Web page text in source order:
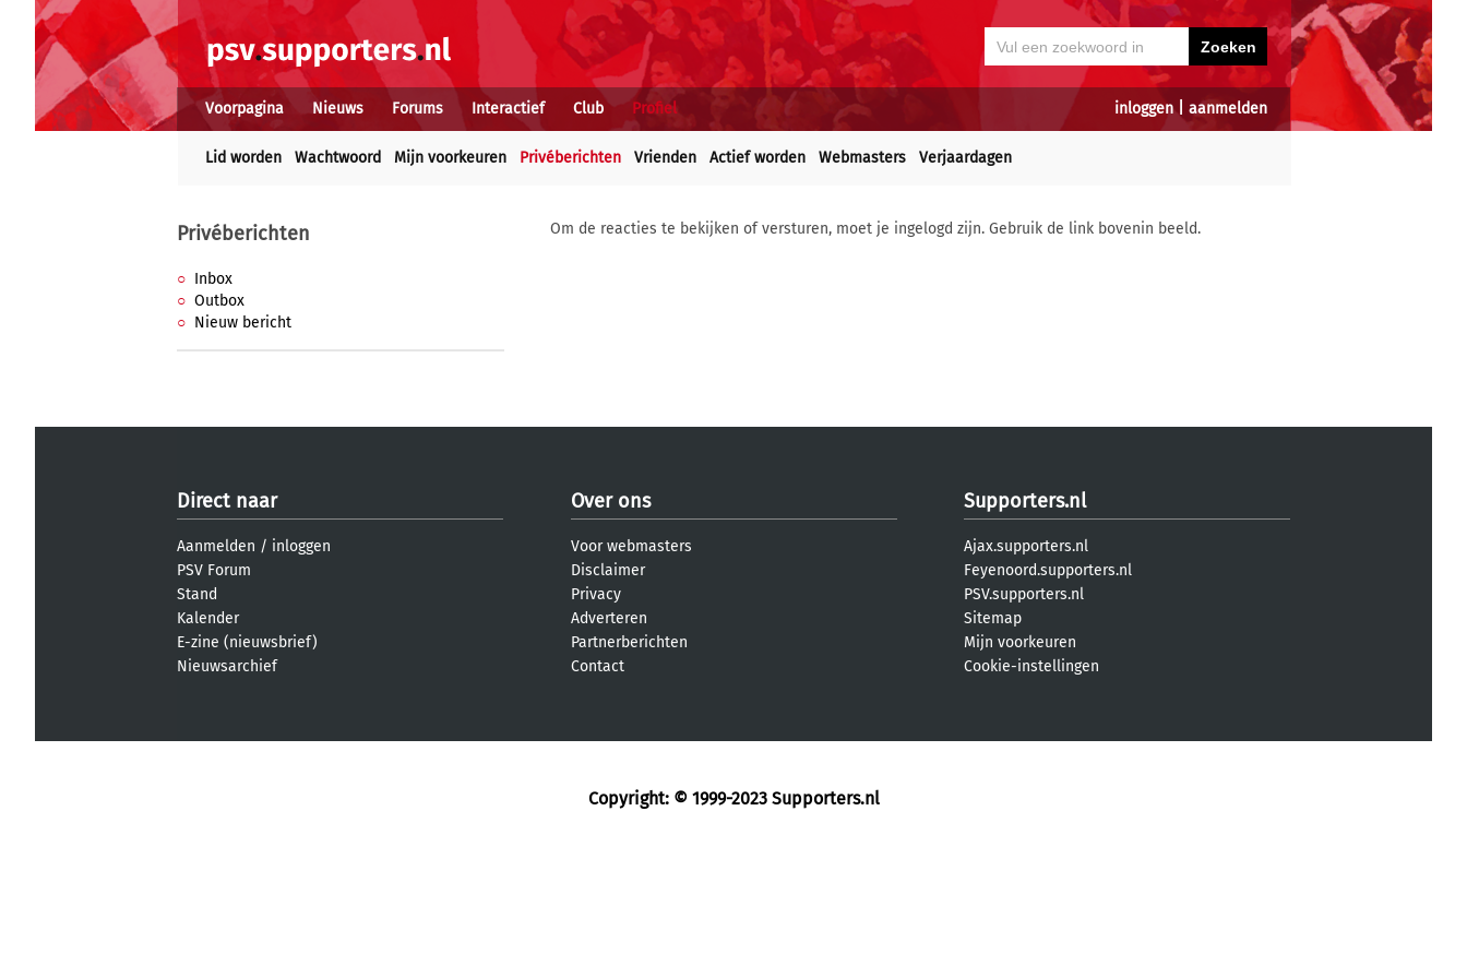
inloggen| aanmelden
Voorpagina Nieuws Forums Interactief Club Profiel
Lid worden Wachtwoord Mijn voorkeuren Privéberichten Vrienden Actief worden Webmasters Verjaardagen
Privéberichten
Inbox
Outbox
Nieuw bericht
Om de reacties te bekijken of versturen, moet je ingelogd zijn. Gebruik de link bovenin beeld.
Direct naar
Aanmelden / inloggen
PSV Forum
Stand
Kalender
E-zine (nieuwsbrief)
Nieuwsarchief
Over ons
Voor webmasters
Disclaimer
Privacy
Adverteren
Partnerberichten
Contact
Supporters.nl
Ajax.supporters.nl
Feyenoord.supporters.nl
PSV.supporters.nl
Sitemap
Mijn voorkeuren
Cookie-instellingen
Copyright: © 1999-2023 Supporters.nl